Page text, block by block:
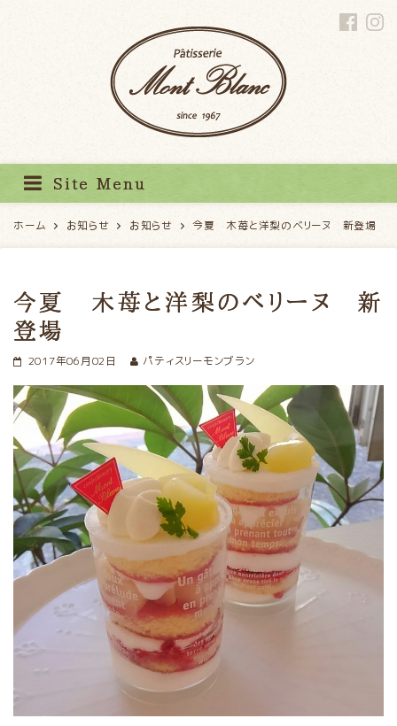
Site Menu
ホーム お知らせ お知らせ 今夏 木苺と洋梨のベリーヌ 新登場
今夏 木苺と洋梨のベリーヌ 新
登場
2017年06月02日 パティスリーモンブラン